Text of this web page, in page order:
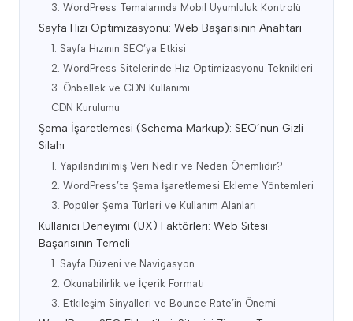
3. WordPress Temalarında Mobil Uyumluluk Kontrolü
Sayfa Hızı Optimizasyonu: Web Başarısının Anahtarı
1. Sayfa Hızının SEO’ya Etkisi
2. WordPress Sitelerinde Hız Optimizasyonu Teknikleri
3. Önbellek ve CDN Kullanımı
CDN Kurulumu
Şema İşaretlemesi (Schema Markup): SEO’nun Gizli
Silahı
1. Yapılandırılmış Veri Nedir ve Neden Önemlidir?
2. WordPress’te Şema İşaretlemesi Ekleme Yöntemleri
3. Popüler Şema Türleri ve Kullanım Alanları
Kullanıcı Deneyimi (UX) Faktörleri: Web Sitesi
Başarısının Temeli
1. Sayfa Düzeni ve Navigasyon
2. Okunabilirlik ve İçerik Formatı
3. Etkileşim Sinyalleri ve Bounce Rate’in Önemi